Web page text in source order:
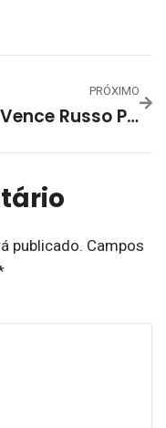
PRÓXIMO
ABF Vence Russo Preto De Virada Por 5 A 2 E Abre Vantagem Na Vice-Liderança Do Grupo A Do Campeonato Gaúcho – Série Ouro
publicado. Campos